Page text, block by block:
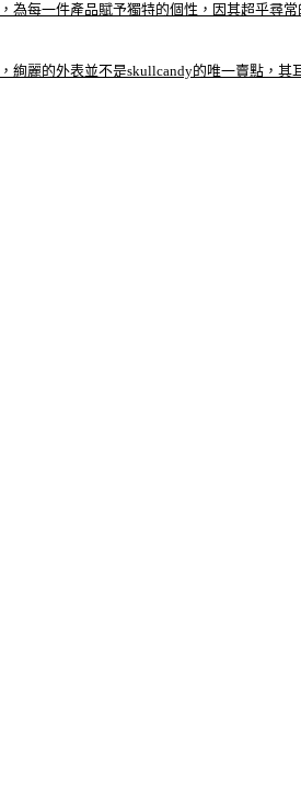
每一件產品賦予獨特的個性，因其超乎尋
麗的外表並不是skullcandy的唯一賣點，